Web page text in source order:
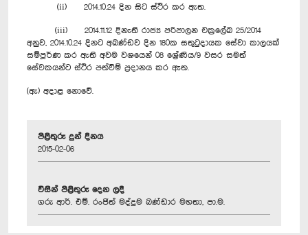
(ii) 2014.10.24 දින සිට ස්ථිර කර ඇත.
(iii) 2014.11.12 දිනැති රාජ්‍ය පරිපාලන චක්‍රලේඛ 25/2014
අනුව, 2014.10.24 දිනට අඛණ්ඩව දින 180ක සතුටුදායක සේවා කාලයක්
සම්පූර්ණ කර ඇති අවම වශයෙන් 08 ශ්‍රේණිය/9 වසර සමත්
සේවකයන්ට ස්ථිර පත්වීම් ප්‍රදානය කර ඇත.
(ඇ) අදාළ නොවේ.
පිළිතුරු දුන් දිනය
2015-02-06
විසින් පිළිතුරු දෙන ලදී
ගරු ආර්. එම්. රංජිත් මද්දුම බණ්ඩාර මහතා, පා.ම.